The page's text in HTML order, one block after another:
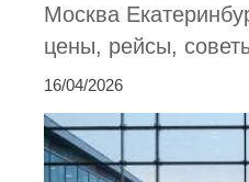
Москва
цены, рейсы,
16/04/2026